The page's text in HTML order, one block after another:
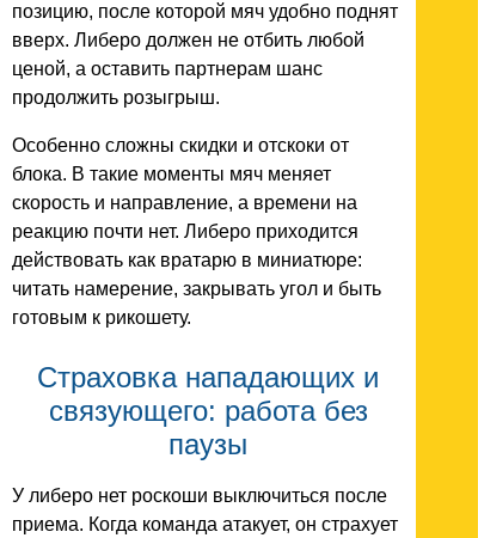
позицию, после которой мяч удобно поднят
вверх. Либеро должен не отбить любой
ценой, а оставить партнерам шанс
продолжить розыгрыш.
Особенно сложны скидки и отскоки от
блока. В такие моменты мяч меняет
скорость и направление, а времени на
реакцию почти нет. Либеро приходится
действовать как вратарю в миниатюре:
читать намерение, закрывать угол и быть
готовым к рикошету.
Страховка нападающих и
связующего: работа без
паузы
У либеро нет роскоши выключиться после
приема. Когда команда атакует, он страхует